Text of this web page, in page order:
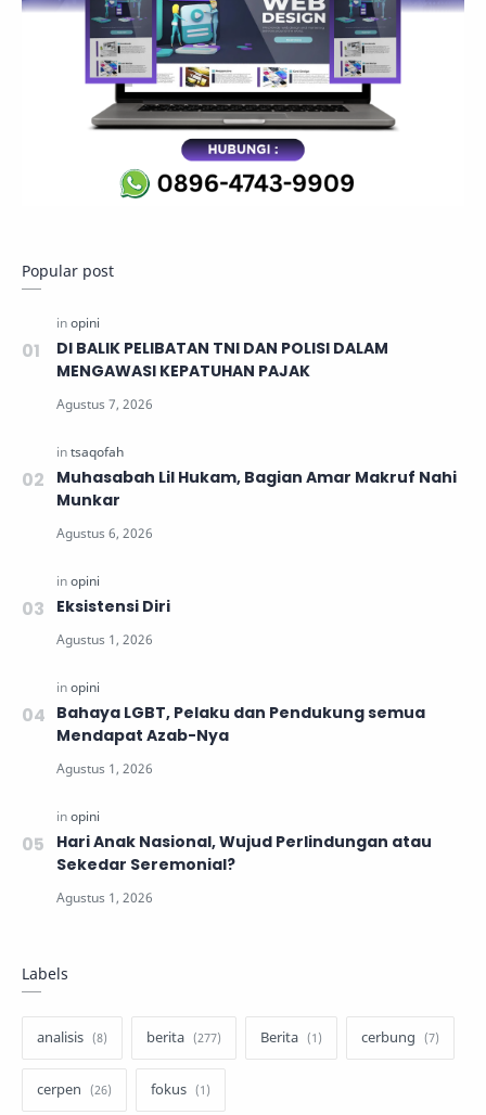
Popular post
DI BALIK PELIBATAN TNI DAN POLISI DALAM
MENGAWASI KEPATUHAN PAJAK
Muhasabah Lil Hukam, Bagian Amar Makruf Nahi
Munkar
Eksistensi Diri
Bahaya LGBT, Pelaku dan Pendukung semua
Mendapat Azab-Nya
Hari Anak Nasional, Wujud Perlindungan atau
Sekedar Seremonial?
Labels
analisis berita Berita cerbung
cerpen fokus